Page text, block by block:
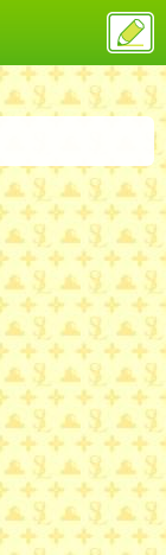
ス
投
稿